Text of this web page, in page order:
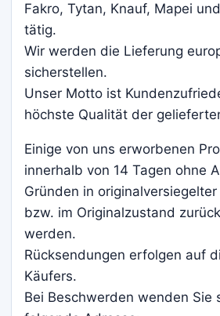
Fakro, Tytan, Knauf, Mapei
tätig.
Wir werden die Lieferung
sicherstellen.
Unser Motto ist
höchste Qualität der
Einige von uns erworbenen
innerhalb von 14 Tagen ohne
Gründen in
bzw. im Originalzustand
werden.
Rücksendungen erfolgen auf
Käufers.
Bei Beschwerden wenden Sie